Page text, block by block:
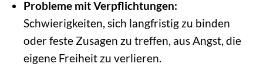
Probleme mit Verpflichtungen:
Schwierigkeiten, sich langfristig zu binden
oder feste Zusagen zu treffen, aus Angst, die
eigene Freiheit zu verlieren.